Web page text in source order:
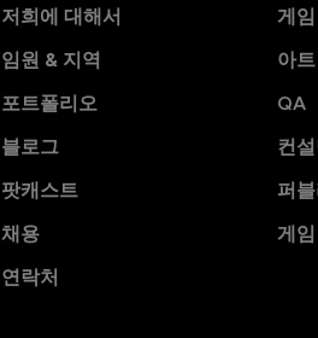
저희에 대해서
임원 & 지역
포트폴리오
블로그
팟캐스트
채용
연락처
게
아
QA
컨
퍼
게